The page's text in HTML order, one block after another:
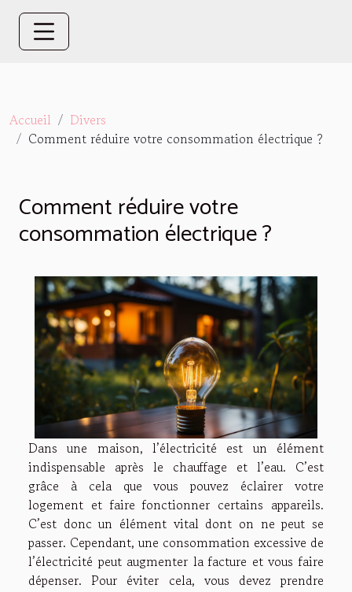
Accueil
Divers
Comment réduire votre consommation électrique ?
Comment réduire votre
consommation électrique ?
Dans une maison, l’électricité est un élément
indispensable après le chauffage et l’eau. C’est
grâce à cela que vous pouvez éclairer votre
logement et faire fonctionner certains appareils.
C’est donc un élément vital dont on ne peut se
passer. Cependant, une consommation excessive de
l’électricité peut augmenter la facture et vous faire
dépenser. Pour éviter cela, vous devez prendre